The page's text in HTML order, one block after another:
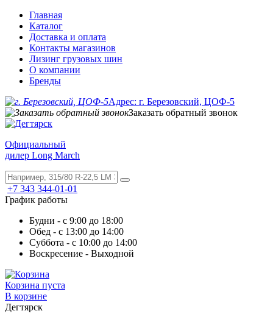
Главная
Каталог
Доставка и оплата
Контакты магазинов
Лизинг грузовых шин
О компании
Бренды
Адрес: г. Березовский, ЦОФ-5
Заказать обратный звонок
Официальный
дилер Long March
+7 343 344-01-01
График работы
Будни - с 9:00 до 18:00
Обед - с 13:00 до 14:00
Суббота - с 10:00 до 14:00
Воскресение - Выходной
Корзина пуста
В корзине
Дегтярск